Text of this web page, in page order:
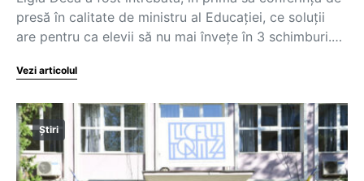
presă în calitate de ministru al Educației, ce soluții
are pentru ca elevii să nu mai învețe în 3 schimburi.…
Vezi articolul
Știri